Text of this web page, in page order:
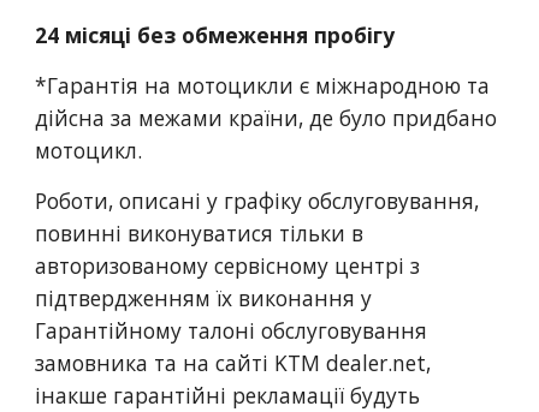
24 місяці без обмеження пробігу
*Гарантія на мотоцикли є міжнародною та
дійсна за межами країни, де було придбано
мотоцикл.
Роботи, описані у графіку обслуговування,
повинні виконуватися тільки в
авторизованому сервісному центрі з
підтвердженням їх виконання у
Гарантійному талоні обслуговування
замовника та на сайті KTM dealer.net,
інакше гарантійні рекламації будуть